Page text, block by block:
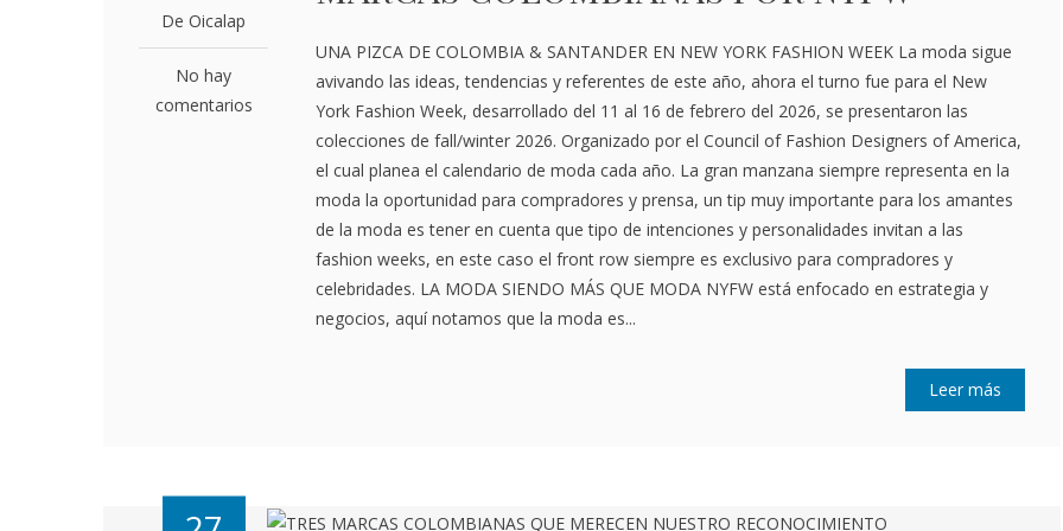
De Oicalap
No hay
comentarios
UNA PIZCA DE COLOMBIA & SANTANDER EN NEW YORK FASHION WEEK La moda sigue
avivando las ideas, tendencias y referentes de este año, ahora el turno fue para el New
York Fashion Week, desarrollado del 11 al 16 de febrero del 2026, se presentaron las
colecciones de fall/winter 2026. Organizado por el Council of Fashion Designers of America,
el cual planea el calendario de moda cada año. La gran manzana siempre representa en la
moda la oportunidad para compradores y prensa, un tip muy importante para los amantes
de la moda es tener en cuenta que tipo de intenciones y personalidades invitan a las
fashion weeks, en este caso el front row siempre es exclusivo para compradores y
celebridades. LA MODA SIENDO MÁS QUE MODA NYFW está enfocado en estrategia y
negocios, aquí notamos que la moda es...
Leer más